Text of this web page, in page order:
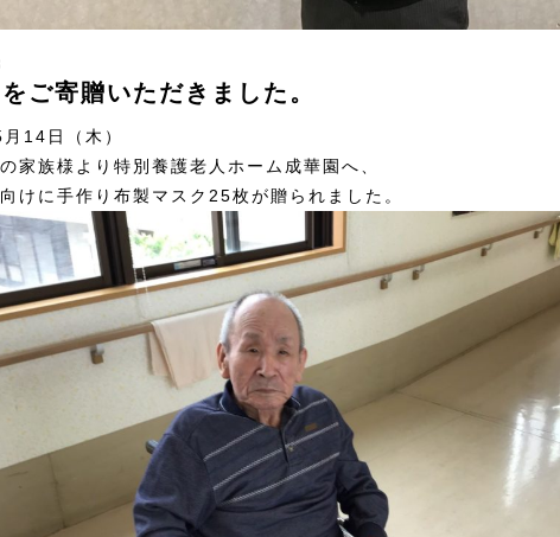
ご寄贈いただきました。
月14日（木）
家族様より特別養護老人ホーム成華園へ、
けに手作り布製マスク25枚が贈られました。